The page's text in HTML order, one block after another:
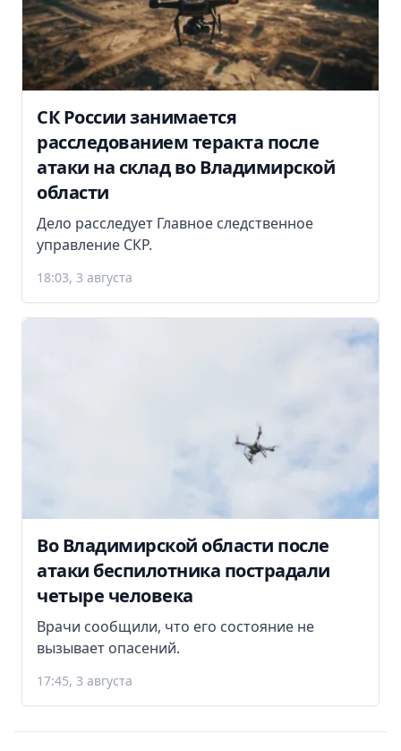
СК России занимается
расследованием теракта после
атаки на склад во Владимирской
области
Дело расследует Главное следственное
управление СКР.
18:03, 3 августа
Во Владимирской области после
атаки беспилотника пострадали
четыре человека
Врачи сообщили, что его состояние не
вызывает опасений.
17:45, 3 августа